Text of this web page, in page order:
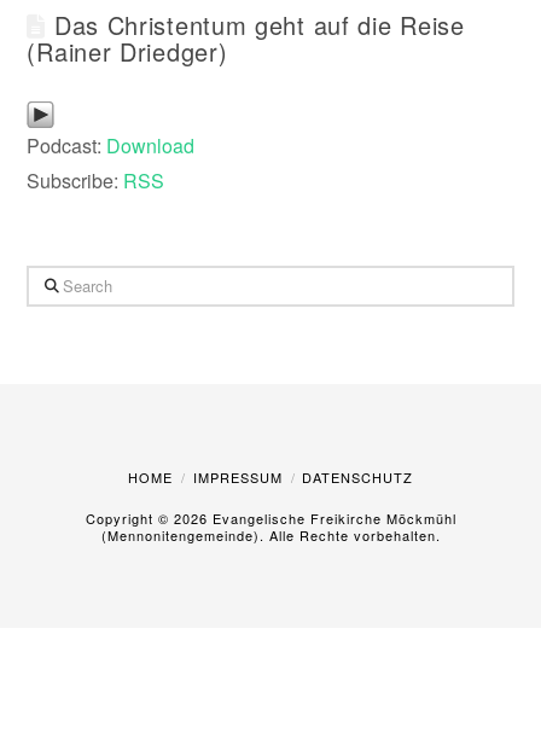
Das Christentum geht auf die Reise
(Rainer Driedger)
Podcast: Download
Subscribe: RSS
Search
HOME IMPRESSUM DATENSCHUTZ
Copyright © 2026 Evangelische Freikirche Möckmühl
(Mennonitengemeinde). Alle Rechte vorbehalten.